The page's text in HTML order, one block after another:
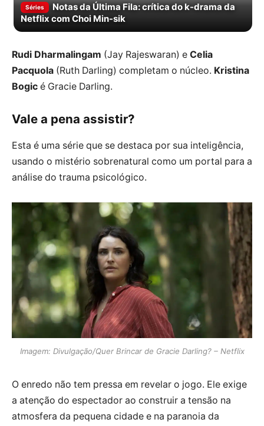
Séries
Notas da Última Fila: crítica do k-drama da
Netflix com Choi Min-sik
Rudi Dharmalingam (Jay Rajeswaran) e Celia
Pacquola (Ruth Darling) completam o núcleo. Kristina
Bogic é Gracie Darling.
Vale a pena assistir?
Esta é uma série que se destaca por sua inteligência,
usando o mistério sobrenatural como um portal para a
análise do trauma psicológico.
Imagem: Divulgação/Quer Brincar de Gracie Darling? – Netflix
O enredo não tem pressa em revelar o jogo. Ele exige
a atenção do espectador ao construir a tensão na
atmosfera da pequena cidade e na paranoia da